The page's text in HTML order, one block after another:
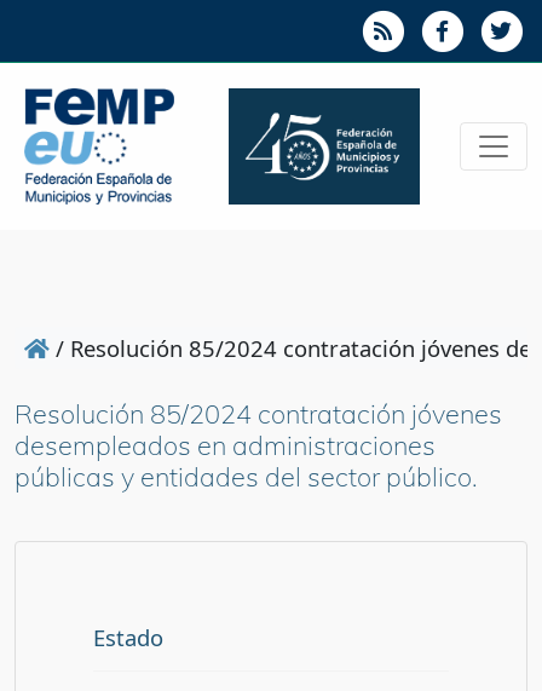
/ Resolución 85/2024 contratación jóvenes
Resolución 85/2024 contratación jóvenes
desempleados en administraciones
públicas y entidades del sector público.
Estado